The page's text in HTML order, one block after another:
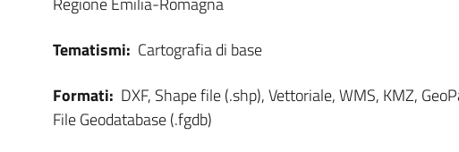
Tematismi: Cartografia di base
Formati: DXF, Shape file (.shp), Vettoriale, WMS, KMZ,
File Geodatabase (.fgdb)